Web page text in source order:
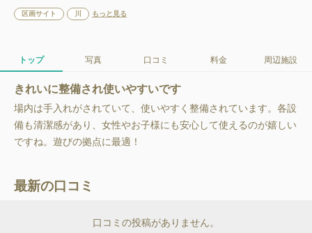
区画サイト もっと見る
トップ 写真 口コミ 料金 周辺施設
きれいに整備され使いやすいです
場内は手入れがされていて、使いやすく整備されています。各設
備も清潔感があり、女性やお子様にも安心して使えるのが嬉しい
ですね。遊びの拠点に最適！
最新の口コミ
口コミの投稿がありません。